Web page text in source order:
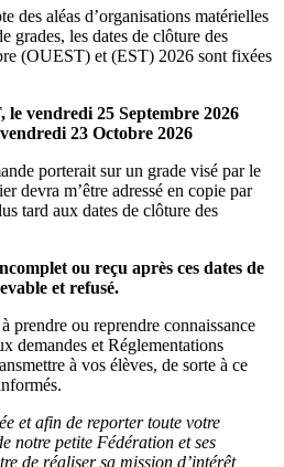
des aléas d’organisations matérielles
grades, les dates de clôture des
(OUEST) et (EST) 2026 sont fixées
le vendredi 25 Septembre 2026
23 Octobre 2026
porterait sur un grade visé par le
devra m’être adressé en copie par
tard aux dates de clôture des
ou reçu après ces dates de
et refusé.
prendre ou reprendre connaissance
demandes et Réglementations
à vos élèves, de sorte à ce
et afin de reporter toute votre
notre petite Fédération et ses
de réaliser sa mission d’intérêt